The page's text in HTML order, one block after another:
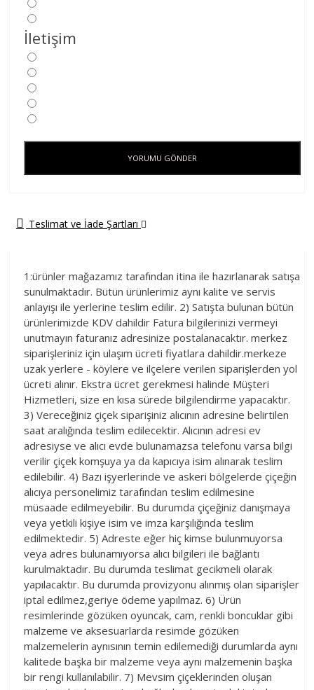
İletişim
YORUMU GÖNDER
Teslimat ve İade Şartları
1:ürünler mağazamız tarafından itina ile hazırlanarak satışa
sunulmaktadır. Bütün ürünlerimiz aynı kalite ve servis
anlayışı ile yerlerine teslim edilir. 2) Satışta bulunan bütün
ürünlerimizde KDV dahildir Fatura bilgilerinizi vermeyi
unutmayın faturanız adresinize postalanacaktır. merkez
siparişleriniz için ulaşım ücreti fiyatlara dahildir.merkeze
uzak yerlere - köylere ve ilçelere verilen siparişlerden yol
ücreti alınır. Ekstra ücret gerekmesi halinde Müşteri
Hizmetleri, size en kısa sürede bilgilendirme yapacaktır.
3) Vereceğiniz çiçek siparişiniz alıcının adresine belirtilen
saat aralığında teslim edilecektir. Alıcının adresi ev
adresiyse ve alıcı evde bulunamazsa telefonu varsa bilgi
verilir çiçek komşuya ya da kapıcıya isim alınarak teslim
edilebilir. 4) Bazı işyerlerinde ve askeri bölgelerde çiçeğin
alıcıya personelimiz tarafından teslim edilmesine
müsaade edilmeyebilir. Bu durumda çiçeğiniz danışmaya
veya yetkili kişiye isim ve imza karşılığında teslim
edilmektedir. 5) Adreste eğer hiç kimse bulunmuyorsa
veya adres bulunamıyorsa alıcı bilgileri ile bağlantı
kurulmaktadır. Bu durumda teslimat gecikmeli olarak
yapılacaktır. Bu durumda provizyonu alınmış olan siparişler
iptal edilmez,geriye ödeme yapılmaz. 6) Ürün
resimlerinde gözüken oyuncak, cam, renkli boncuklar gibi
malzeme ve aksesuarlarda resimde gözüken
malzemelerin aynısının temin edilemediği durumlarda aynı
kalitede başka bir malzeme veya aynı malzemenin başka
bir rengi kullanılabilir. 7) Mevsim çiçeklerinden oluşan